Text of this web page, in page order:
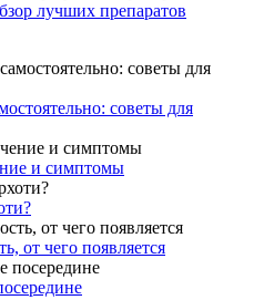
лучших препаратов
советы для
и симптомы
от чего появляется